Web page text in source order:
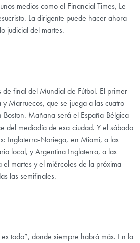
medios como el Financial Times, Le
La dirigente puede hacer ahora
judicial del martes.
final del Mundial de Fútbol. El primer
Marruecos, que se juega a las cuatro
Mañana será el España-Bélgica
del mediodía de esa ciudad. Y el sábado
Inglaterra-Noriega, en Miami, a las
local, y Argentina Inglaterra, a las
el martes y el miércoles de la próxima
las semifinales.
todo”, donde siempre habrá más. En la